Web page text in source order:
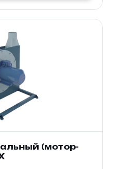
(мотор-